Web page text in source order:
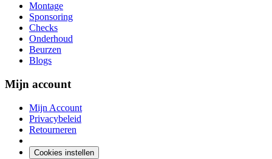
Montage
Sponsoring
Checks
Onderhoud
Beurzen
Blogs
Mijn account
Mijn Account
Privacybeleid
Retourneren
Cookies instellen